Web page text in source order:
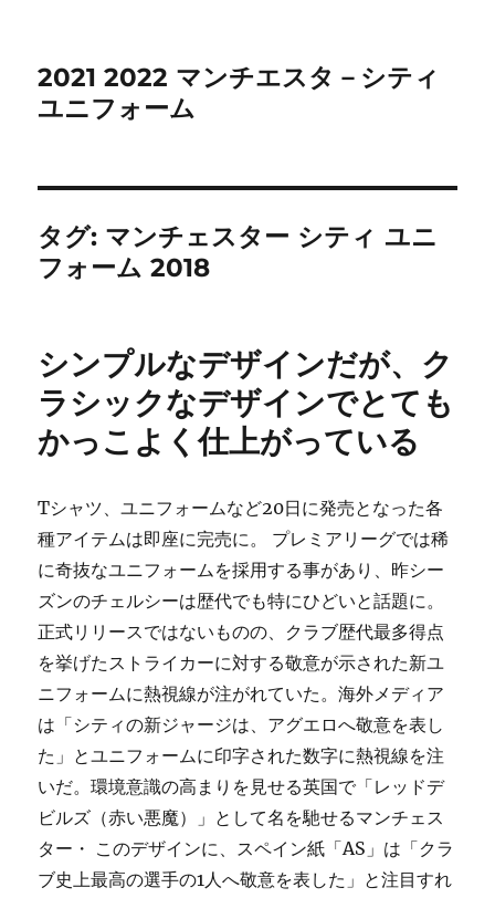
2021 2022 マンチエスタ－シティ
ユニフォーム
タグ: マンチェスター シティ ユニ
フォーム 2018
シンプルなデザインだが、ク
ラシックなデザインでとても
かっこよく仕上がっている
Tシャツ、ユニフォームなど20日に発売となった各
種アイテムは即座に完売に。 プレミアリーグでは稀
に奇抜なユニフォームを採用する事があり、昨シー
ズンのチェルシーは歴代でも特にひどいと話題に。
正式リリースではないものの、クラブ歴代最多得点
を挙げたストライカーに対する敬意が示された新ユ
ニフォームに熱視線が注がれていた。海外メディア
は「シティの新ジャージは、アグエロへ敬意を表し
た」とユニフォームに印字された数字に熱視線を注
いだ。環境意識の高まりを見せる英国で「レッドデ
ビルズ（赤い悪魔）」として名を馳せるマンチェス
ター・ このデザインに、スペイン紙「AS」は「クラ
ブ史上最高の選手の1人へ敬意を表した」と注目すれ